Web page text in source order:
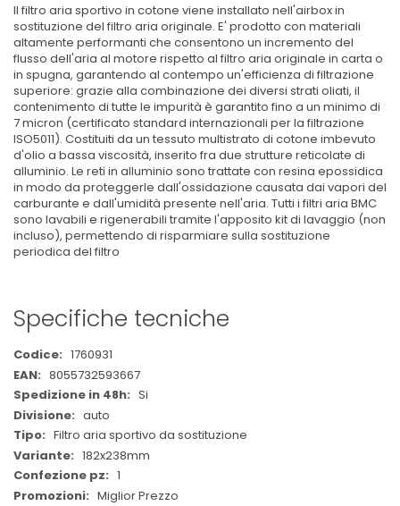
Il filtro aria sportivo in cotone viene installato nell'airbox in
sostituzione del filtro aria originale. E' prodotto con materiali
altamente performanti che consentono un incremento del
flusso dell'aria al motore rispetto al filtro aria originale in carta o
in spugna, garantendo al contempo un'efficienza di filtrazione
superiore: grazie alla combinazione dei diversi strati oliati, il
contenimento di tutte le impurità è garantito fino a un minimo di
7 micron (certificato standard internazionali per la filtrazione
ISO5011). Costituiti da un tessuto multistrato di cotone imbevuto
d'olio a bassa viscosità, inserito fra due strutture reticolate di
alluminio. Le reti in alluminio sono trattate con resina epossidica
in modo da proteggerle dall'ossidazione causata dai vapori del
carburante e dall'umidità presente nell'aria. Tutti i filtri aria BMC
sono lavabili e rigenerabili tramite l'apposito kit di lavaggio (non
incluso), permettendo di risparmiare sulla sostituzione
periodica del filtro
Specifiche tecniche
Maggiori
Informazioni
1760931
8055732593667
Si
auto
Filtro aria sportivo da sostituzione
182x238mm
1
Miglior Prezzo